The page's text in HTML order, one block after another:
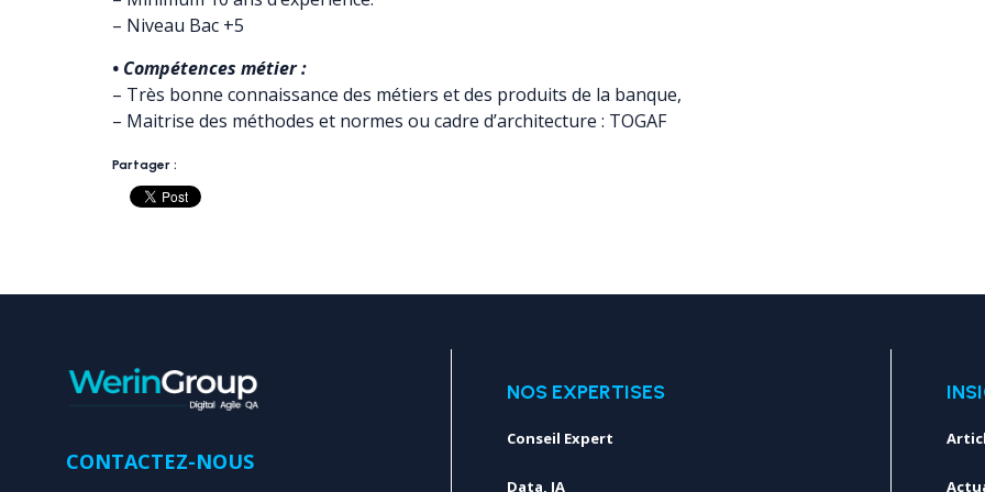
– Niveau Bac +5
• Compétences métier :
– Très bonne connaissance des métiers et des produits de la banque,
– Maitrise des méthodes et normes ou cadre d’architecture : TOGAF
Partager :
CONTACTEZ-NOUS
NOS EXPERTISES
Conseil Expert
Data, IA